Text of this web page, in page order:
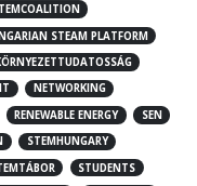
STEAM PLATFORM
NETWORKING
RENEWABLE ENERGY
SEN
STEMHUNGARY
STUDENTS